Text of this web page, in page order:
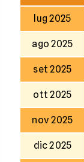
lug 2025
ago 2025
set 2025
ott 2025
nov 2025
dic 2025